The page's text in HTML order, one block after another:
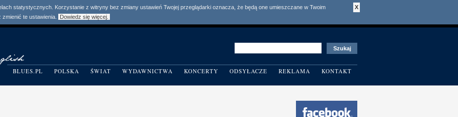
X
statystycznych. Korzystanie z witryny bez zmiany ustawień Twojej przeglądarki oznacza, że będą one umieszczane w Twoim
te ustawienia.
Dowiedz się więcej.
BLUES.PL POLSKA ŚWIAT WYDAWNICTWA KONCERTY ODSYŁACZE REKLAMA KONTAKT